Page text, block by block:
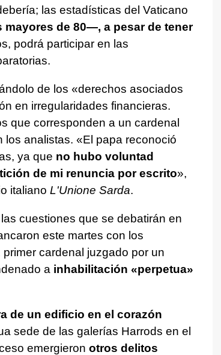
las estadísticas del Vaticano
de 80—, a pesar de tener
podrá participar en las
de los «derechos asociados
en irregularidades financieras.
que corresponden a un cardenal
analistas. «El papa reconoció
ya que no hubo voluntad
de mi renuncia por escrito»,
italiano L'Unione Sarda.
cuestiones que se debatirán en
este martes con los
cardenal juzgado por un
a inhabilitación «perpetua»
de un edificio en el corazón
sede de las galerías Harrods en el
emergieron otros delitos